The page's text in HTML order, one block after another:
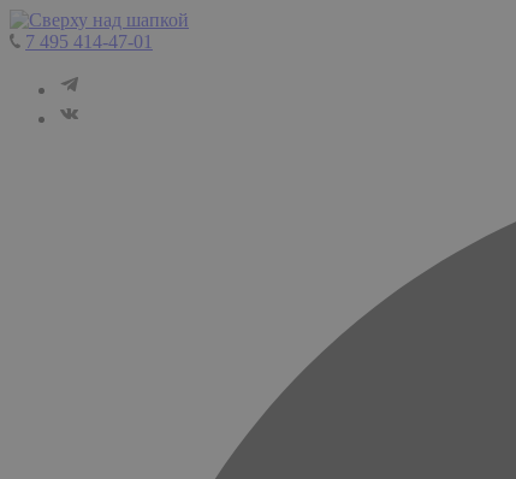
7 495 414-47-01